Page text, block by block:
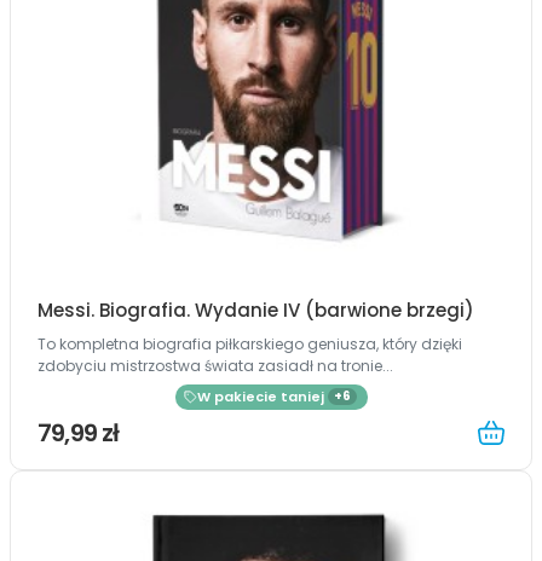
Messi. Biografia. Wydanie IV (barwione brzegi)
To kompletna biografia piłkarskiego geniusza, który dzięki
zdobyciu mistrzostwa świata zasiadł na tronie...
W pakiecie taniej +6
79,99 zł